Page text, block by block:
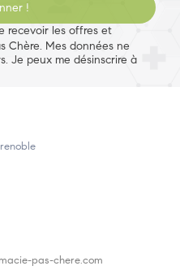
!
recevoir les offres et
Chère. Mes données ne
Je peux me désinscrire à
pas-chere.com